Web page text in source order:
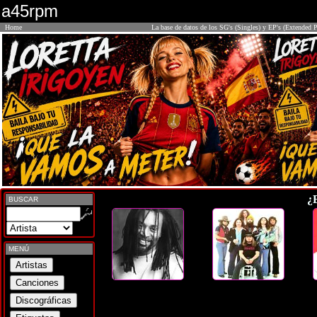
a45rpm
Home La base de datos de los SG's (Singles) y EP's (Extended
BUSCAR
MENÚ